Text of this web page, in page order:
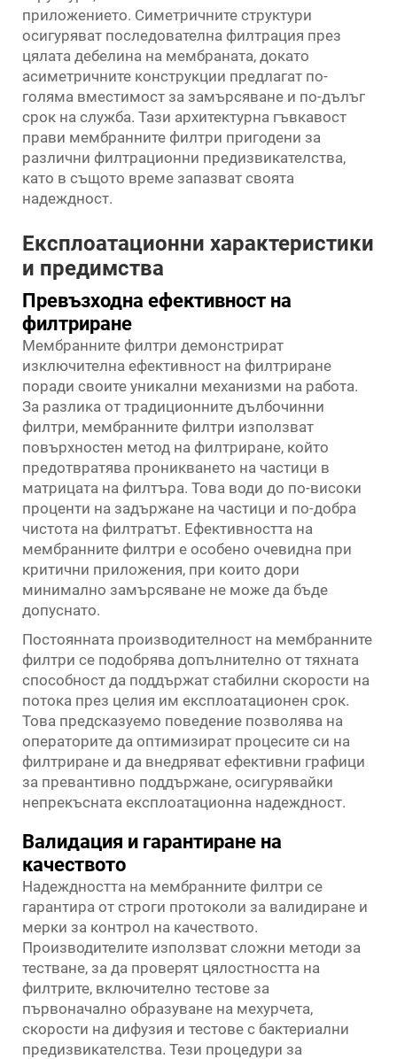
приложението. Симетричните структури
осигуряват последователна филтрация през
цялата дебелина на мембраната, докато
асиметричните конструкции предлагат по-
голяма вместимост за замърсяване и по-дълъг
срок на служба. Тази архитектурна гъвкавост
прави мембранните филтри пригодени за
различни филтрационни предизвикателства,
като в същото време запазват своята
надеждност.
Експлоатационни характеристики
и предимства
Превъзходна ефективност на
филтриране
Мембранните филтри демонстрират
изключителна ефективност на филтриране
поради своите уникални механизми на работа.
За разлика от традиционните дълбочинни
филтри, мембранните филтри използват
повърхностен метод на филтриране, който
предотвратява проникването на частици в
матрицата на филтъра. Това води до по-високи
проценти на задържане на частици и по-добра
чистота на филтратът. Ефективността на
мембранните филтри е особено очевидна при
критични приложения, при които дори
минимално замърсяване не може да бъде
допуснато.
Постоянната производителност на мембранните
филтри се подобрява допълнително от тяхната
способност да поддържат стабилни скорости на
потока през целия им експлоатационен срок.
Това предсказуемо поведение позволява на
операторите да оптимизират процесите си на
филтриране и да внедряват ефективни графици
за превантивно поддържане, осигурявайки
непрекъсната експлоатационна надеждност.
Валидация и гарантиране на
качеството
Надеждността на мембранните филтри се
гарантира от строги протоколи за валидиране и
мерки за контрол на качеството.
Производителите използват сложни методи за
тестване, за да проверят цялостността на
филтрите, включително тестове за
първоначално образуване на мехурчета,
скорости на дифузия и тестове с бактериални
предизвикателства. Тези процедури за